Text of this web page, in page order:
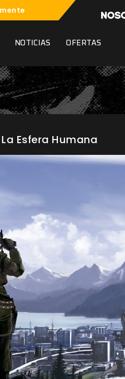
NOTICIAS OFERTAS
Esfera Humana